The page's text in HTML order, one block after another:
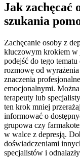
Jak zachęcać
szukania
Zachęcanie osoby z
kluczowym krokiem w
podejść do tego
rozmowę od
znaczenia
emocjonalnymi.
terapeuty lub
ten krok mniej
informować o
grupowa czy
w walce z depresją.
doświadczeniami
specjalistów i